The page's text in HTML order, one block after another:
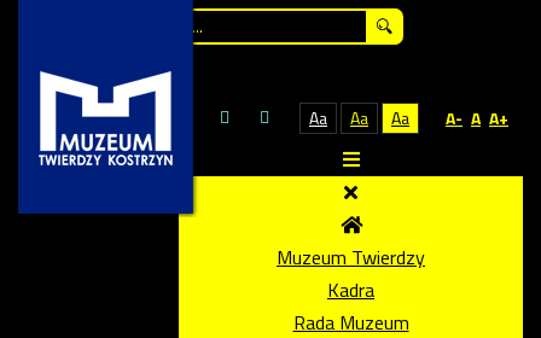
Aa Aa Aa A- A A+
Muzeum Twierdzy
Kadra
Rada Muzeum